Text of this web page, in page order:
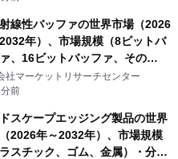
線性バッファの世界市場（2026
年）、市場規模（8ビットバ
、16ビットバッファ、その
分析レポートを発表
社マーケットリサーチセンター
前
スケープエッジング製品の世界
2026年～2032年）、市場規模
ラスチック、ゴム、金属）・分析